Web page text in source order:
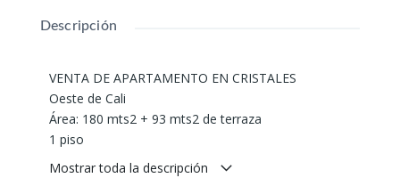
Descripción
VENTA DE APARTAMENTO EN CRISTALES
Oeste de Cali
Área: 180 mts2 + 93 mts2 de terraza
1 piso
3 habitaciones con baño
Mostrar toda la descripción